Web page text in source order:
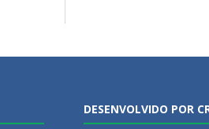
DESENVOLVIDO POR